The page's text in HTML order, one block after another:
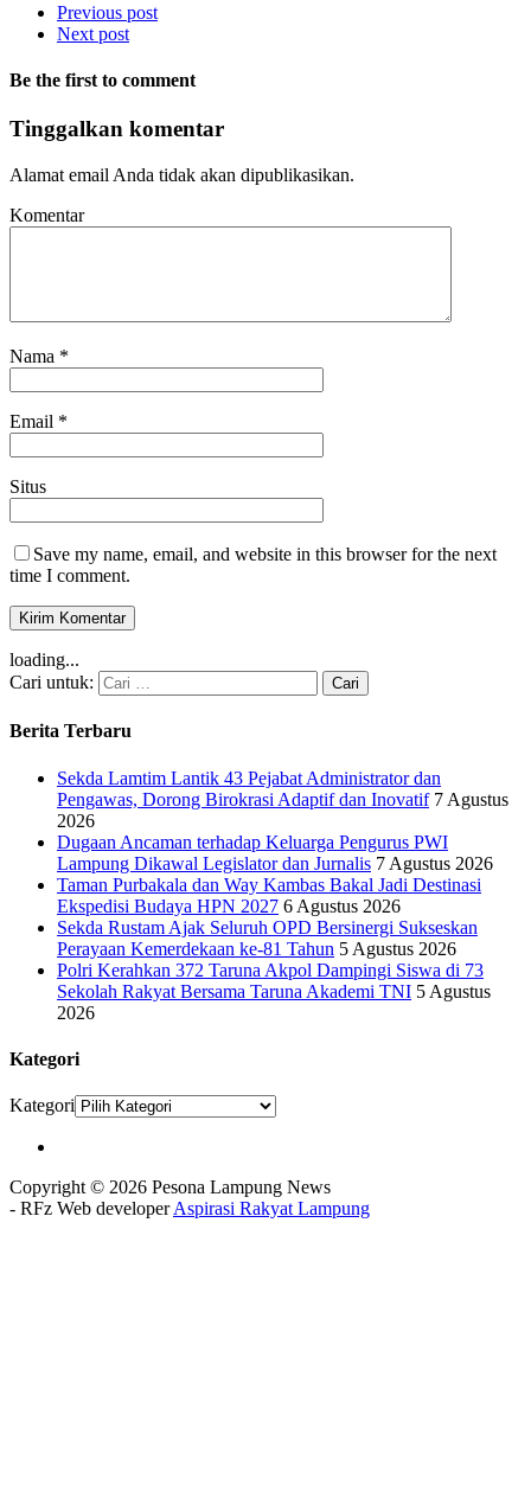
Previous post
Next post
Be the first to comment
Tinggalkan komentar
Alamat email Anda tidak akan dipublikasikan.
Komentar
Nama *
Email *
Situs
Save my name, email, and website in this browser for the next
time I comment.
loading...
Cari untuk:
Berita Terbaru
Sekda Lamtim Lantik 43 Pejabat Administrator dan
Pengawas, Dorong Birokrasi Adaptif dan Inovatif 7 Agustus
2026
Dugaan Ancaman terhadap Keluarga Pengurus PWI
Lampung Dikawal Legislator dan Jurnalis 7 Agustus 2026
Taman Purbakala dan Way Kambas Bakal Jadi Destinasi
Ekspedisi Budaya HPN 2027 6 Agustus 2026
Sekda Rustam Ajak Seluruh OPD Bersinergi Sukseskan
Perayaan Kemerdekaan ke-81 Tahun 5 Agustus 2026
Polri Kerahkan 372 Taruna Akpol Dampingi Siswa di 73
Sekolah Rakyat Bersama Taruna Akademi TNI 5 Agustus
2026
Kategori
Kategori
Copyright © 2026 Pesona Lampung News
- RFz Web developerAspirasi Rakyat Lampung